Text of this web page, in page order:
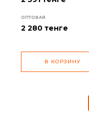
ОПТОВАЯ
2 280 тенге
В КОРЗИНУ